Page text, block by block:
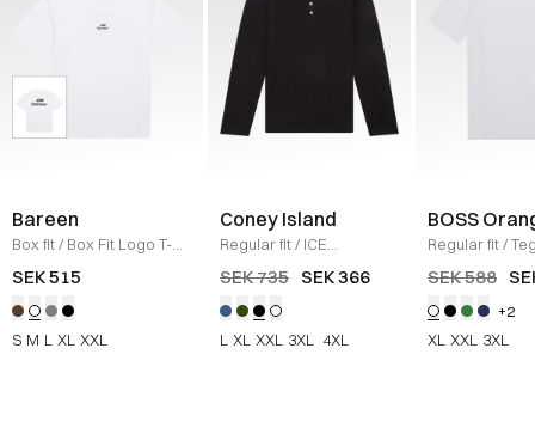
Bareen
Box fit/ Box Fit Logo T-
shirt /WHITE
SEK 515
S M L XL XXL
Coney Island
Regular fit/ ICE
Sweatshirt
/BLACK
SEK 735 SEK 366
L XL XXL 3XL 4XL
BOSS
Regular fit/
Shirt /HVID
SEK 588
+2
XL XXL 3XL